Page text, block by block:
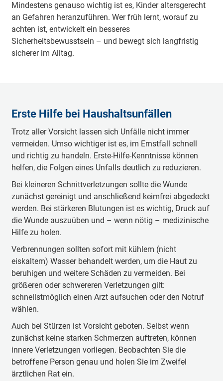
Mindestens genauso wichtig ist es, Kinder altersgerecht
an Gefahren heranzuführen. Wer früh lernt, worauf zu
achten ist, entwickelt ein besseres
Sicherheitsbewusstsein – und bewegt sich langfristig
sicherer im Alltag.
Erste Hilfe bei Haushaltsunfällen
Trotz aller Vorsicht lassen sich Unfälle nicht immer
vermeiden. Umso wichtiger ist es, im Ernstfall schnell
und richtig zu handeln. Erste-Hilfe-Kenntnisse können
helfen, die Folgen eines Unfalls deutlich zu reduzieren.
Bei kleineren Schnittverletzungen sollte die Wunde
zunächst gereinigt und anschließend keimfrei abgedeckt
werden. Bei stärkeren Blutungen ist es wichtig, Druck auf
die Wunde auszuüben und – wenn nötig – medizinische
Hilfe zu holen.
Verbrennungen sollten sofort mit kühlem (nicht
eiskaltem) Wasser behandelt werden, um die Haut zu
beruhigen und weitere Schäden zu vermeiden. Bei
größeren oder schwereren Verletzungen gilt:
schnellstmöglich einen Arzt aufsuchen oder den Notruf
wählen.
Auch bei Stürzen ist Vorsicht geboten. Selbst wenn
zunächst keine starken Schmerzen auftreten, können
innere Verletzungen vorliegen. Beobachten Sie die
betroffene Person genau und holen Sie im Zweifel
ärztlichen Rat ein.